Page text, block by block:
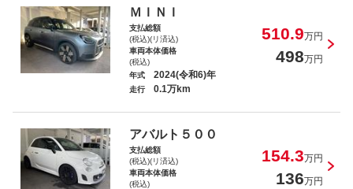
スクルーシブパッケージ
ＭＩＮＩ
支払総額
(税込)(リ済込)
510.9万円
車両本体価格
(税込)
498万円
年式 2024(令和6)年
走行 0.1万km
アバルト５００
支払総額
(税込)(リ済込)
154.3万円
車両本体価格
(税込)
136万円